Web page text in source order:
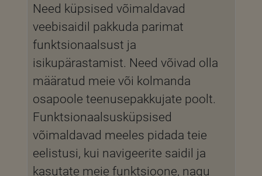
Need küpsised võimaldavad
veebisaidil pakkuda parimat
funktsionaalsust ja
isikupärastamist. Need võivad olla
määratud meie või kolmanda
osapoole teenusepakkujate poolt.
Funktsionaalsusküpsised
võimaldavad meeles pidada teie
eelistusi, kui navigeerite saidil ja
kasutate meie funktsioone, nagu